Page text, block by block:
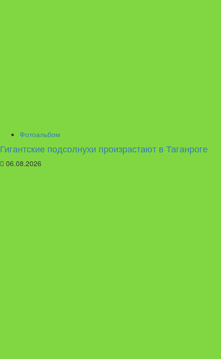
Фотоальбом
Гигантские подсолнухи произрастают в Таганроге
06.08.2026